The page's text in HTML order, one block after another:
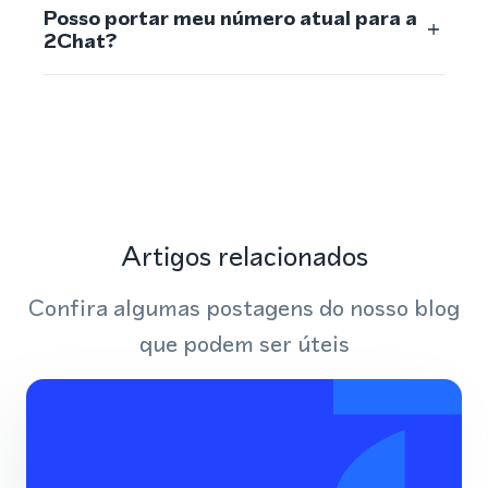
Posso portar meu número atual para a
2Chat?
Artigos relacionados
Confira algumas postagens do nosso blog
que podem ser úteis